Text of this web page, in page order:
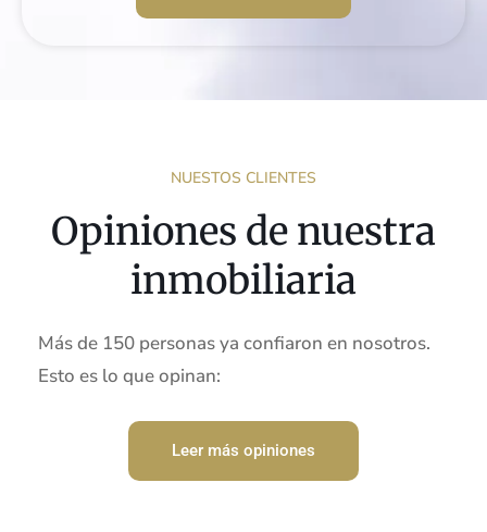
NUESTOS CLIENTES
Opiniones de nuestra
inmobiliaria
Más de 150 personas ya confiaron en nosotros.
Esto es lo que opinan:
Leer más opiniones